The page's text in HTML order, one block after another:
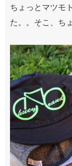
ちょっとマツモ
た。。そこ、ち